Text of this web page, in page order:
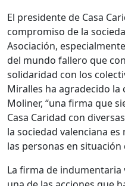
El presidente de Casa
compromiso de la
Asociación,
del mundo fallero que
solidaridad con los
Miralles ha agradecido la
Moliner, “una firma que
Casa Caridad con
la sociedad valenciana
las personas en situación
La firma de indumentaria